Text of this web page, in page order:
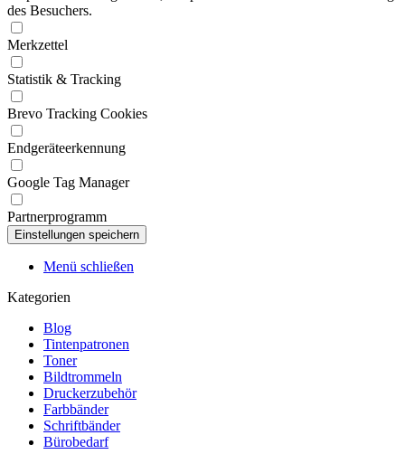
des Besuchers.
Merkzettel
Statistik & Tracking
Brevo Tracking Cookies
Endgeräteerkennung
Google Tag Manager
Partnerprogramm
Menü schließen
Kategorien
Blog
Tintenpatronen
Toner
Bildtrommeln
Druckerzubehör
Farbbänder
Schriftbänder
Bürobedarf